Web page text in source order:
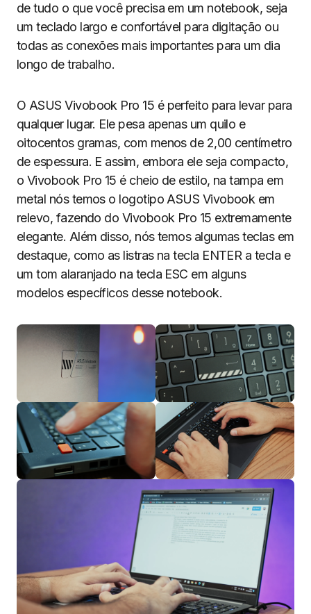
de tudo o que você precisa em um notebook, seja
um teclado largo e confortável para digitação ou
todas as conexões mais importantes para um dia
longo de trabalho.
O ASUS Vivobook Pro 15 é perfeito para levar para
qualquer lugar. Ele pesa apenas um quilo e
oitocentos gramas, com menos de 2,00 centímetro
de espessura. E assim, embora ele seja compacto,
o Vivobook Pro 15 é cheio de estilo, na tampa em
metal nós temos o logotipo ASUS Vivobook em
relevo, fazendo do Vivobook Pro 15 extremamente
elegante. Além disso, nós temos algumas teclas em
destaque, como as listras na tecla ENTER a tecla e
um tom alaranjado na tecla ESC em alguns
modelos específicos desse notebook.